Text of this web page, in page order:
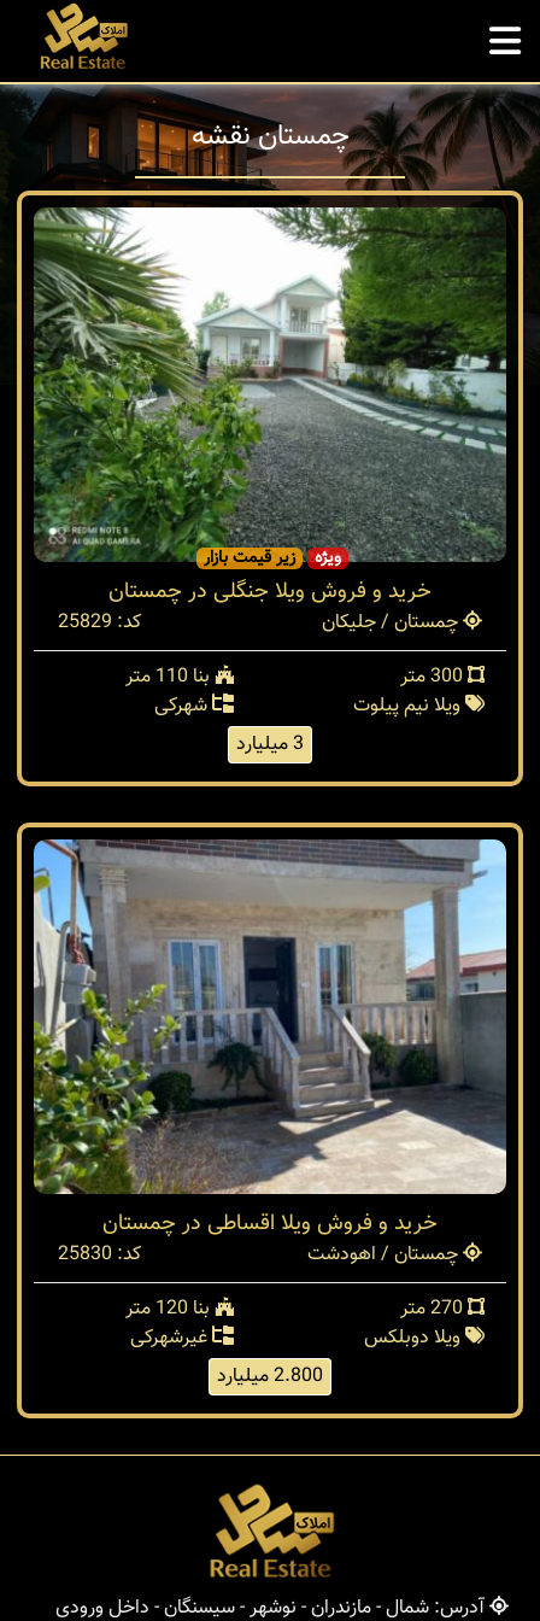
چمستان نقشه
ویژه زیر قیمت بازار
خرید و فروش ویلا جنگلی در چمستان
چمستان / جلیکان
کد: 25829
بنا 110 متر
ویلا نیم پیلوت
شهرکی
3 میلیارد
خرید و فروش ویلا اقساطی در چمستان
چمستان / اهودشت
کد: 25830
بنا 120 متر
ویلا دوبلکس
غیرشهرکی
2.800 میلیارد
آدرس: شمال - مازندران - نوشهر - سیسنگان - داخل ورودی